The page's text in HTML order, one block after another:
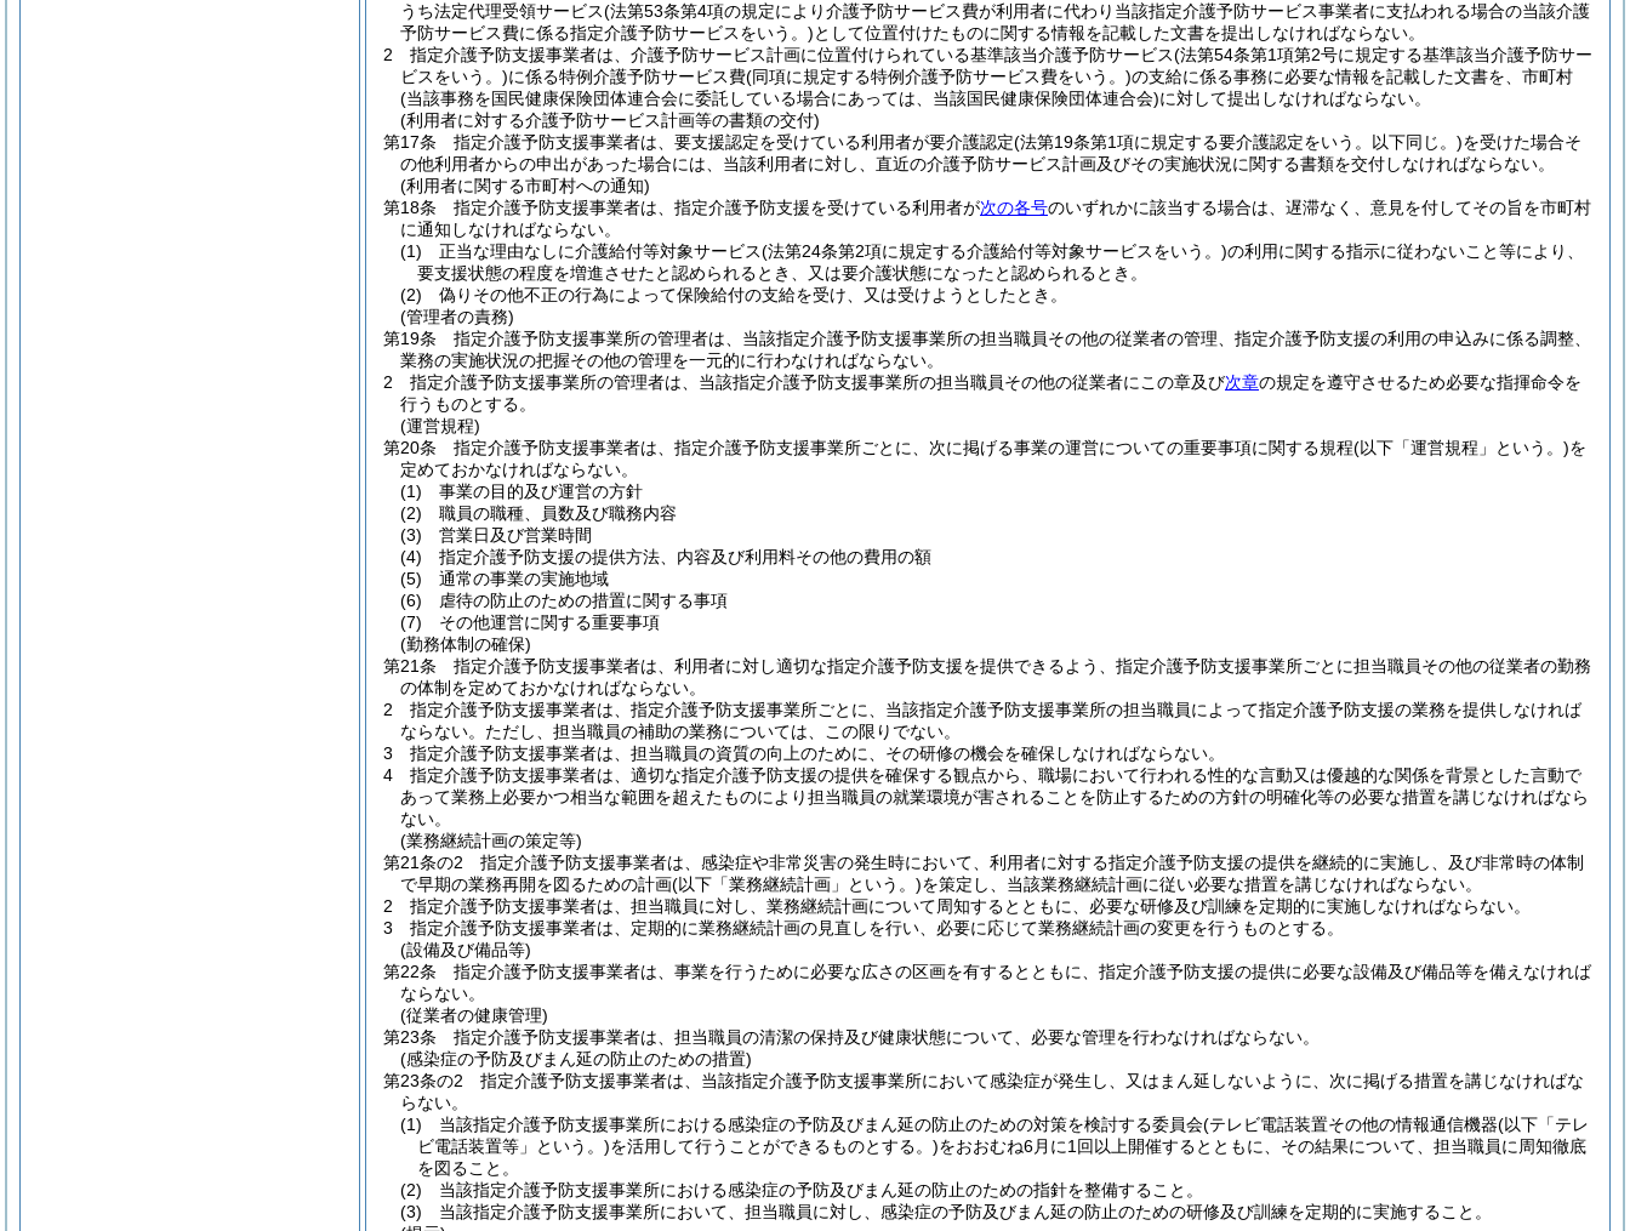
うち法定代理受領サービス(法第53条第4項の規定により介護予防サービス費が利用者に代わり当該指定介護予防サービス事業者に支払われる場合の当該介護
予防サービス費に係る指定介護予防サービスをいう。)として位置付けたものに関する情報を記載した文書を提出しなければならない。
2
指定介護予防支援事業者は、介護予防サービス計画に位置付けられている基準該当介護予防サービス(法第54条第1項第2号に規定する基準該当介護予防サー
ビスをいう。)に係る特例介護予防サービス費(同項に規定する特例介護予防サービス費をいう。)の支給に係る事務に必要な情報を記載した文書を、市町村
(当該事務を国民健康保険団体連合会に委託している場合にあっては、当該国民健康保険団体連合会)に対して提出しなければならない。
(利用者に対する介護予防サービス計画等の書類の交付)
第17条
指定介護予防支援事業者は、要支援認定を受けている利用者が要介護認定(法第19条第1項に規定する要介護認定をいう。以下同じ。)を受けた場合そ
の他利用者からの申出があった場合には、当該利用者に対し、直近の介護予防サービス計画及びその実施状況に関する書類を交付しなければならない。
(利用者に関する市町村への通知)
第18条
指定介護予防支援事業者は、指定介護予防支援を受けている利用者が次の各号のいずれかに該当する場合は、遅滞なく、意見を付してその旨を市町村
に通知しなければならない。
(1)
正当な理由なしに介護給付等対象サービス(法第24条第2項に規定する介護給付等対象サービスをいう。)の利用に関する指示に従わないこと等により、
要支援状態の程度を増進させたと認められるとき、又は要介護状態になったと認められるとき。
(2)
偽りその他不正の行為によって保険給付の支給を受け、又は受けようとしたとき。
(管理者の責務)
第19条
指定介護予防支援事業所の管理者は、当該指定介護予防支援事業所の担当職員その他の従業者の管理、指定介護予防支援の利用の申込みに係る調整、
業務の実施状況の把握その他の管理を一元的に行わなければならない。
2
指定介護予防支援事業所の管理者は、当該指定介護予防支援事業所の担当職員その他の従業者にこの章及び次章の規定を遵守させるため必要な指揮命令を
行うものとする。
(運営規程)
第20条
指定介護予防支援事業者は、指定介護予防支援事業所ごとに、次に掲げる事業の運営についての重要事項に関する規程(以下「運営規程」という。)を
定めておかなければならない。
(1)
事業の目的及び運営の方針
(2)
職員の職種、員数及び職務内容
(3)
営業日及び営業時間
(4)
指定介護予防支援の提供方法、内容及び利用料その他の費用の額
(5)
通常の事業の実施地域
(6)
虐待の防止のための措置に関する事項
(7)
その他運営に関する重要事項
(勤務体制の確保)
第21条
指定介護予防支援事業者は、利用者に対し適切な指定介護予防支援を提供できるよう、指定介護予防支援事業所ごとに担当職員その他の従業者の勤務
の体制を定めておかなければならない。
2
指定介護予防支援事業者は、指定介護予防支援事業所ごとに、当該指定介護予防支援事業所の担当職員によって指定介護予防支援の業務を提供しなければ
ならない。 ただし、担当職員の補助の業務については、この限りでない。
3
指定介護予防支援事業者は、担当職員の資質の向上のために、その研修の機会を確保しなければならない。
4
指定介護予防支援事業者は、適切な指定介護予防支援の提供を確保する観点から、職場において行われる性的な言動又は優越的な関係を背景とした言動で
あって業務上必要かつ相当な範囲を超えたものにより担当職員の就業環境が害されることを防止するための方針の明確化等の必要な措置を講じなければなら
ない。
(業務継続計画の策定等)
第21条の2
指定介護予防支援事業者は、感染症や非常災害の発生時において、利用者に対する指定介護予防支援の提供を継続的に実施し、及び非常時の体制
で早期の業務再開を図るための計画(以下「業務継続計画」という。)を策定し、当該業務継続計画に従い必要な措置を講じなければならない。
2
指定介護予防支援事業者は、担当職員に対し、業務継続計画について周知するとともに、必要な研修及び訓練を定期的に実施しなければならない。
3
指定介護予防支援事業者は、定期的に業務継続計画の見直しを行い、必要に応じて業務継続計画の変更を行うものとする。
(設備及び備品等)
第22条
指定介護予防支援事業者は、事業を行うために必要な広さの区画を有するとともに、指定介護予防支援の提供に必要な設備及び備品等を備えなければ
ならない。
(従業者の健康管理)
第23条
指定介護予防支援事業者は、担当職員の清潔の保持及び健康状態について、必要な管理を行わなければならない。
(感染症の予防及びまん延の防止のための措置)
第23条の2
指定介護予防支援事業者は、当該指定介護予防支援事業所において感染症が発生し、又はまん延しないように、次に掲げる措置を講じなければな
らない。
(1)
当該指定介護予防支援事業所における感染症の予防及びまん延の防止のための対策を検討する委員会(テレビ電話装置その他の情報通信機器(以下「テレ
ビ電話装置等」という。)を活用して行うことができるものとする。)をおおむね6月に1回以上開催するとともに、その結果について、担当職員に周知徹底
を図ること。
(2)
当該指定介護予防支援事業所における感染症の予防及びまん延の防止のための指針を整備すること。
(3)
当該指定介護予防支援事業所において、担当職員に対し、感染症の予防及びまん延の防止のための研修及び訓練を定期的に実施すること。